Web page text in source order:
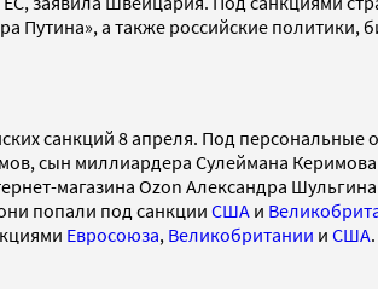
Путина», а также российские
санкций 8 апреля. Под
сын миллиардера Сулеймана
магазина Ozon Александра
попали под санкции США и
Евросоюза, Великобритании и США.